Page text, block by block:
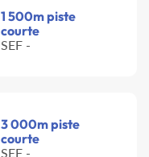
1 500m piste
courte
SEF -
3 000m piste
courte
SEF -